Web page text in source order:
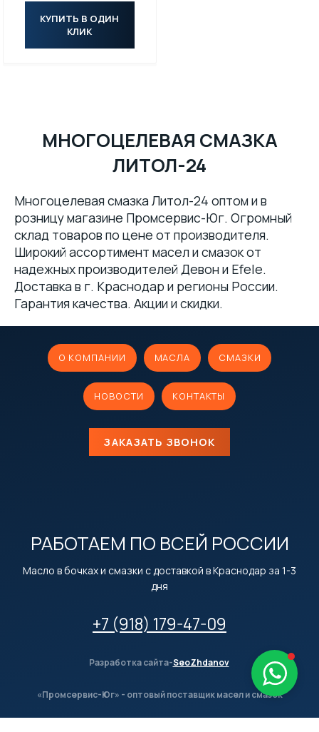
КУПИТЬ В ОДИН
КЛИК
МНОГОЦЕЛЕВАЯ СМАЗКА
ЛИТОЛ-24
Многоцелевая смазка Литол-24 оптом и в
розницу магазине Промсервис-Юг. Огромный
склад товаров по цене от производителя.
Широкий ассортимент масел и смазок от
надежных производителей Девон и Efele.
Доставка в г. Краснодар и регионы России.
Гарантия качества. Акции и скидки.
О КОМПАНИИ МАСЛА СМАЗКИ
НОВОСТИ КОНТАКТЫ
ЗАКАЗАТЬ ЗВОНОК
+7 (918) 179-47-09
Разработка сайта-SeoZhdanov
«Промсервис-Юг» - оптовый поставщик масел и смазок
РАБОТАЕМ ПО ВСЕЙ РОССИИ
Масло в бочках и смазки с доставкой в Краснодар за 1-3
дня